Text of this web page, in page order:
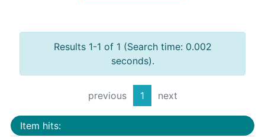
Results 1-1 of 1 (Search time: 0.002
seconds).
previous 1 next
Item hits: